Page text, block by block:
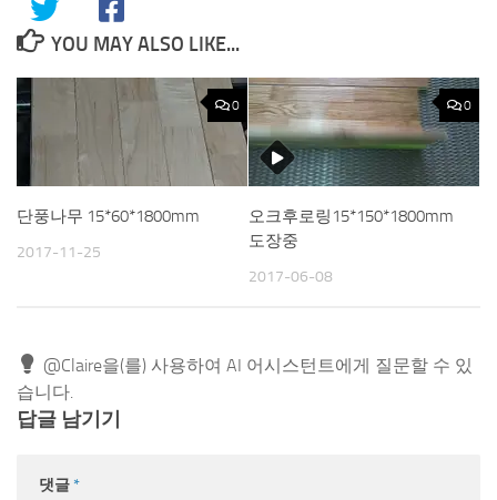
YOU MAY ALSO LIKE...
0
단풍나무 15*60*1800mm
2017-11-25
0
오크후로링15*150*1800mm
도장중
2017-06-08
@Claire을(를) 사용하여 AI 어시스턴트에게 질문할 수 있
습니다.
답글 남기기
댓글*